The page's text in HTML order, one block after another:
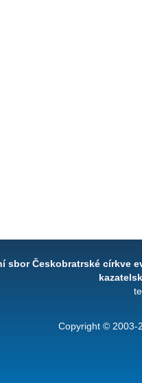
sbor Českobratrské církve
Copyright © 2003-